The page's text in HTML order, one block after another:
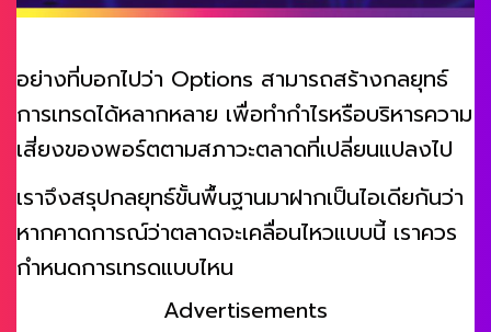
อย่างที่บอกไปว่า Options สามารถสร้างกลยุทธ์
การเทรดได้หลากหลาย เพื่อทำกำไรหรือบริหารความ
เสี่ยงของพอร์ตตามสภาวะตลาดที่เปลี่ยนแปลงไป
เราจึงสรุปกลยุทธ์ขั้นพื้นฐานมาฝากเป็นไอเดียกันว่า
หากคาดการณ์ว่าตลาดจะเคลื่อนไหวแบบนี้ เราควร
กำหนดการเทรดแบบไหน
Advertisements